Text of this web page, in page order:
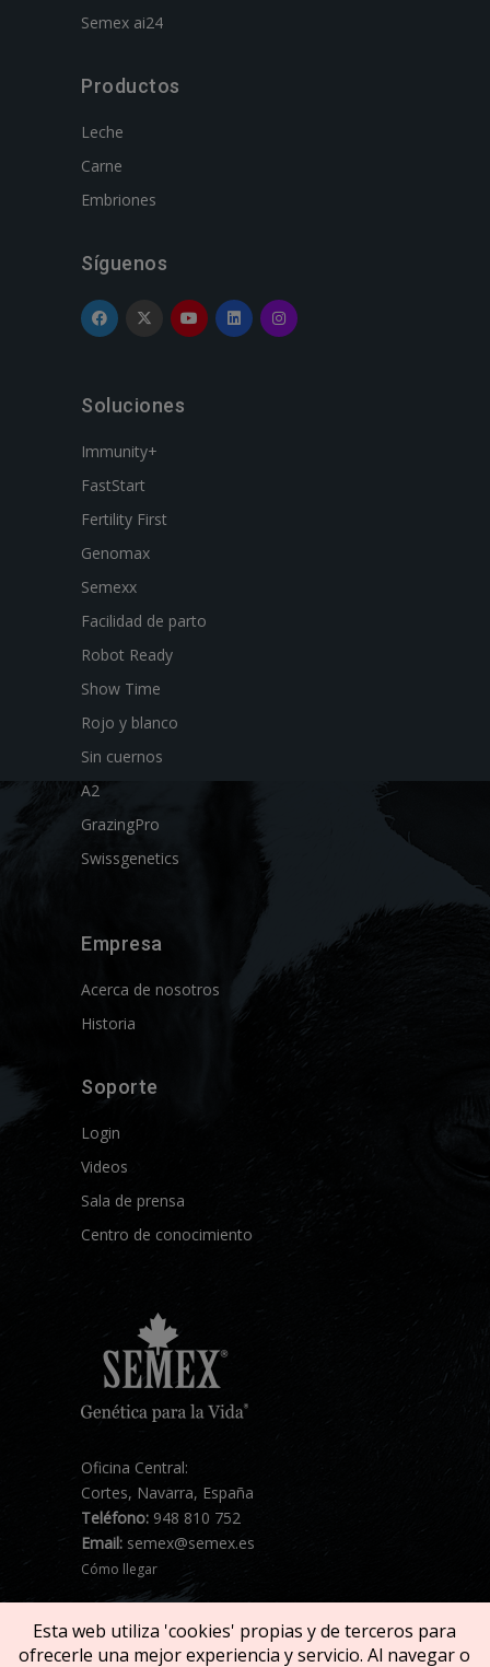
Semex ai24
Productos
Leche
Carne
Embriones
Síguenos
Soluciones
Immunity+
FastStart
Fertility First
Genomax
Semexx
Facilidad de parto
Robot Ready
Show Time
Rojo y blanco
Sin cuernos
A2
GrazingPro
Swissgenetics
Empresa
Acerca de nosotros
Historia
Soporte
Login
Videos
Sala de prensa
Centro de conocimiento
Oficina Central:
Cortes, Navarra, España
Teléfono: 948 810 752
Email: semex@semex.es
Cómo llegar
Esta web utiliza 'cookies' propias y de terceros para
ofrecerle una mejor experiencia y servicio. Al navegar o